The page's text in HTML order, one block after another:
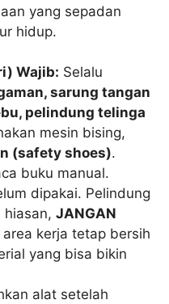
yang sepadan
hidup.
Wajib: Selalu
sarung tangan
pelindung telinga
mesin bising,
(safety shoes).
buku manual.
dipakai. Pelindung
hiasan,JANGAN
area kerja tetap bersih
yang bisa bikin
alat setelah